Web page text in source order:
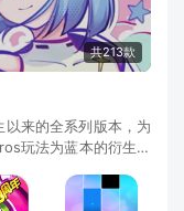
共213款
来的全系列版本，为
玩法为蓝本的衍生作